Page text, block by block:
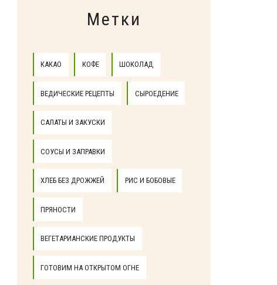
Метки
КАКАО КОФЕ ШОКОЛАД
ВЕДИЧЕСКИЕ РЕЦЕПТЫ СЫРОЕДЕНИЕ
САЛАТЫ И ЗАКУСКИ
СОУСЫ И ЗАПРАВКИ
ХЛЕБ БЕЗ ДРОЖЖЕЙ РИС И БОБОВЫЕ
ПРЯНОСТИ
ВЕГЕТАРИАНСКИЕ ПРОДУКТЫ
ГОТОВИМ НА ОТКРЫТОМ ОГНЕ